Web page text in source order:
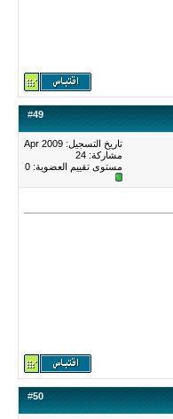
#49
تاريخ التسجيل: Apr 2009
مشاركة: 24
مستوى تقييم العضوية: 0
#50